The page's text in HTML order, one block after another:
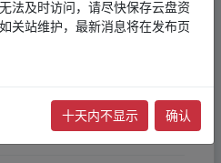
181.23MB） Android 其他
语》v1.411中文内置菜单版
单机游戏 夸克
法及时访问，请尽快保存云盘资
关站维护，最新消息将在发布页
十天内不显示 确认